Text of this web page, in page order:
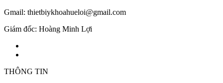
Gmail: thietbiykhoahueloi@gmail.com
Giám đốc: Hoàng Minh Lợi
THÔNG TIN